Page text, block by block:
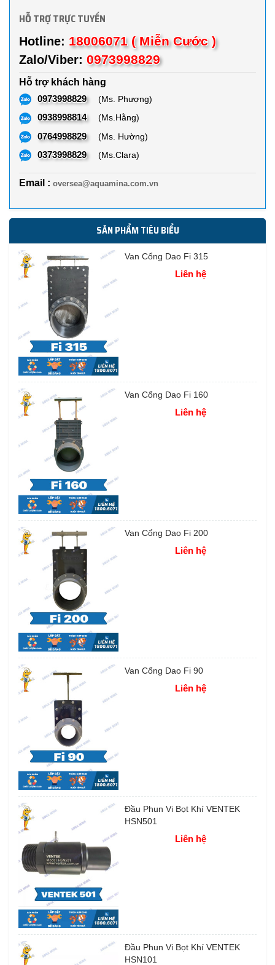
HỖ TRỢ TRỰC TUYẾN
Hotline: 18006071 ( Miễn Cước )
Zalo/Viber: 0973998829
Hỗ trợ khách hàng
0973998829
(Ms. Phượng)
0938998814 (Ms.Hằng)
0764998829 (Ms. Hường)
0373998829 (Ms.Clara)
Email : oversea@aquamina.com.vn
SẢN PHẨM TIÊU BIỂU
Van Cổng Dao Fi 315
Liên hệ
Van Cổng Dao Fi 160
Liên hệ
Van Cổng Dao Fi 200
Liên hệ
Van Cổng Dao Fi 90
Liên hệ
Đầu Phun Vi Bọt Khí VENTEK
HSN501
Liên hệ
Đầu Phun Vi Bọt Khí VENTEK
HSN101